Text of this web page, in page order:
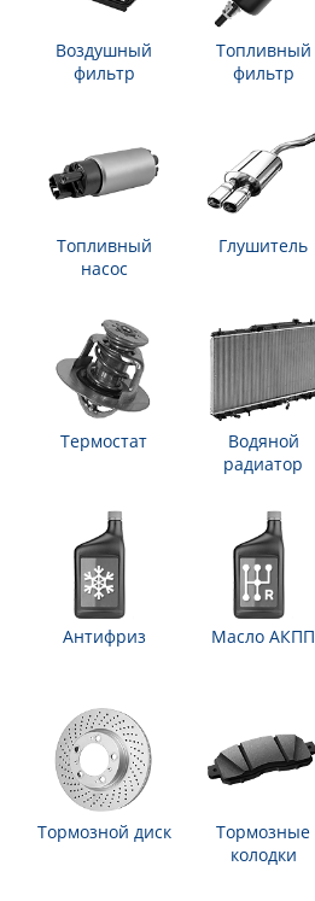
Воздушный
фильтр
Топливный
фильтр
Топливный
насос
Глушитель
Термостат
Водяной
радиатор
Антифриз Масло АКПП
Тормозной диск
Тормозные
колодки